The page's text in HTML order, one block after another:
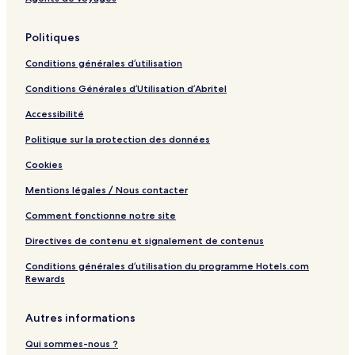
e
o
r
t
Politiques
Conditions générales d’utilisation
Conditions Générales d’Utilisation d’Abritel
Accessibilité
Politique sur la protection des données
Cookies
Mentions légales / Nous contacter
Comment fonctionne notre site
Directives de contenu et signalement de contenus
Conditions générales d’utilisation du programme Hotels.com
Rewards
Autres informations
Qui sommes-nous ?